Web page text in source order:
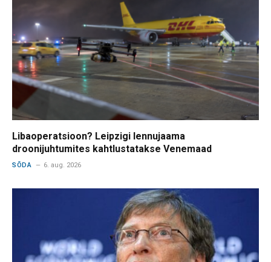
Libaoperatsioon? Leipzigi lennujaama
droonijuhtumites kahtlustatakse Venemaad
SÕDA 6. aug. 2026